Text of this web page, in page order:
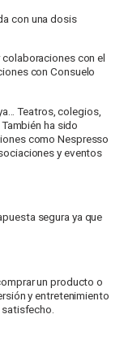
con una dosis
con el
con Consuelo
Teatros, colegios,
ha sido
como Nespresso
y eventos
segura ya que
un producto o
y entretenimiento